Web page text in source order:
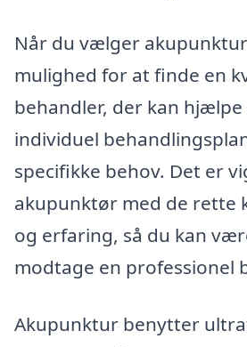
Når du vælger
mulighed for at finde en
behandler, der kan hjælpe
individuel
specifikke behov. Det er
akupunktør med de rette
og erfaring, så du kan
modtage en professionel
Akupunktur benytter